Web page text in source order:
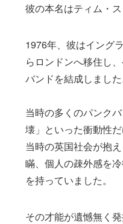
彼の本名はティム・
1976年、彼はイング
らロンドンへ移住し
バンドを結成しました
当時の多くのパンク
壊」といった衝動性
当時の英国社会が抱
瞞、個人の疎外感を
を持っていました。
その才能が遺憾無く